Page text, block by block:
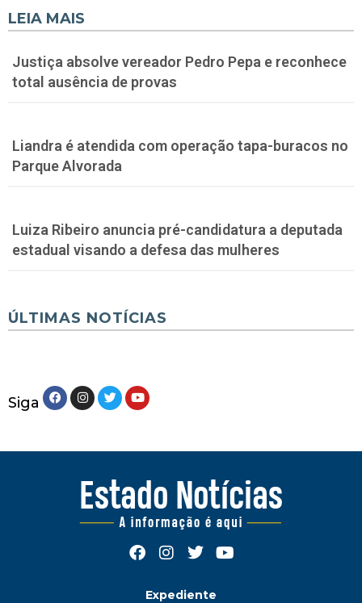
LEIA MAIS
Justiça absolve vereador Pedro Pepa e reconhece
total ausência de provas
Liandra é atendida com operação tapa-buracos no
Parque Alvorada
Luiza Ribeiro anuncia pré-candidatura a deputada
estadual visando a defesa das mulheres
ÚLTIMAS NOTÍCIAS
Siga
Expediente